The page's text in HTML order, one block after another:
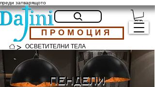
преди затварящото
ПРОМОЦИЯ
> ОСВЕТИТЕЛНИ ТЕЛА
ПЕНДЕЛИ